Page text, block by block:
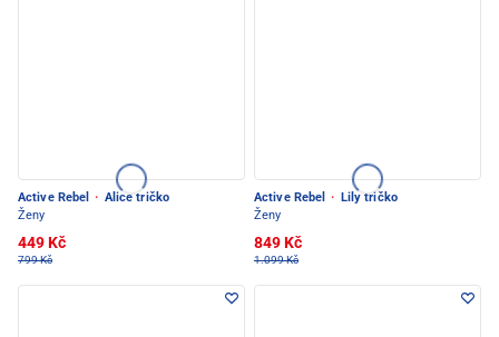
Active Rebel · Alice tričko
Ženy
449 Kč
799 Kč
Active Rebel ·
Lily tričko
Ženy
849 Kč
1.099 Kč